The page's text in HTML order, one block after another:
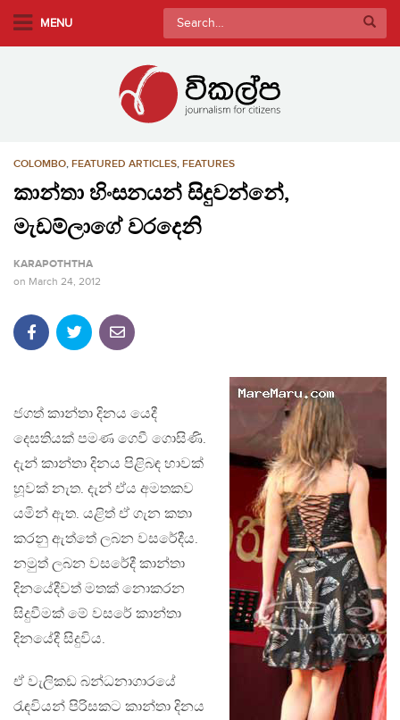
MENU
Search
for:
COLOMBO, FEATURED ARTICLES, FEATURES
කාන්තා හිංසනයන් සිදුවන්නේ,
මැඩම්ලාගේ වරදෙනි
KARAPOTHTHA
on March 24, 2012
ජගත් කාන්තා දිනය යෙදී
දෙසතියක් පමණ ගෙවී ගොසිණි.
දැන් කාන්තා දිනය පිළිබඳ හාවක්
හූවක් නැත. දැන් ඒය අමතකව
යමින් ඇත. යළිත් ඒ ගැන කතා
කරනු ඇත්තේ ලබන වසරේදීය.
නමුත් ලබන වසරේදී කාන්තා
දිනයේදීවත් මතක් නොකරන
සිදුවීමක් මේ වසරේ කාන්තා
දිනයේදී සිදුවිය.
ඒ වැලිකඩ බන්ධනාගාරයේ
රැඳවියන් පිරිසකට කාන්තා දිනය